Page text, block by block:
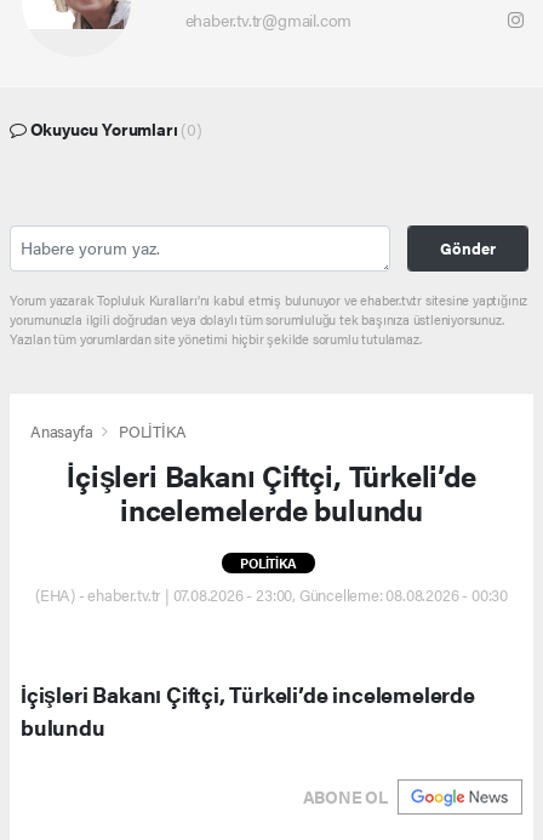
ehaber.tv.tr@gmail.com
Okuyucu Yorumları (0)
Gönder
Yorum yazarak Topluluk Kuralları’nı kabul etmiş bulunuyor ve ehaber.tv.tr sitesine yaptığınız
yorumunuzla ilgili doğrudan veya dolaylı tüm sorumluluğu tek başınıza üstleniyorsunuz.
Yazılan tüm yorumlardan site yönetimi hiçbir şekilde sorumlu tutulamaz.
Anasayfa POLİTİKA
İçişleri Bakanı Çiftçi, Türkeli’de
incelemelerde bulundu
POLİTİKA
(EHA) - ehaber.tv.tr | 07.08.2026 - 23:00, Güncelleme: 08.08.2026 - 00:30
İçişleri Bakanı Çiftçi, Türkeli’de incelemelerde
bulundu
ABONE OL